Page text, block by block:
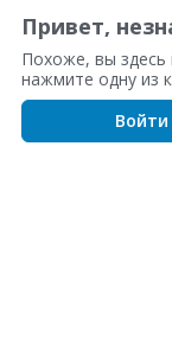
о
б
с
у
д
Привет,
Похоже, вы здесь
нажмите одну из
Войти